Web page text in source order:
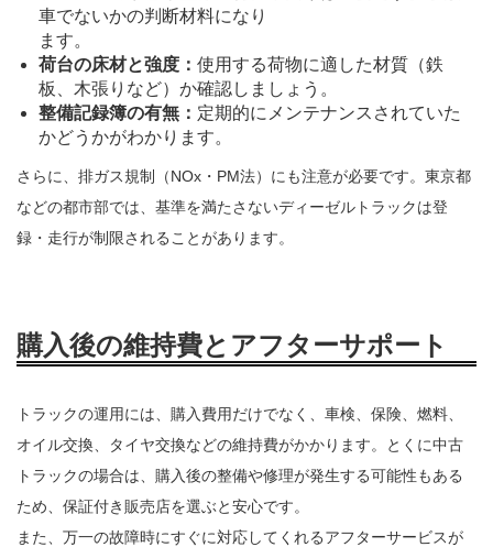
車でないかの判断材料になり
ます。
荷台の床材と強度： 使用する荷物に適した材質（鉄
板、木張りなど）か確認しましょう。
整備記録簿の有無： 定期的にメンテナンスされていた
かどうかがわかります。
さらに、排ガス規制（NOx・PM法）にも注意が必要です。東京都
などの都市部では、基準を満たさないディーゼルトラックは登
録・走行が制限されることがあります。
購入後の維持費とアフターサポート
トラックの運用には、購入費用だけでなく、車検、保険、燃料、
オイル交換、タイヤ交換などの維持費がかかります。とくに中古
トラックの場合は、購入後の整備や修理が発生する可能性もある
ため、保証付き販売店を選ぶと安心です。
また、万一の故障時にすぐに対応してくれるアフターサービスが